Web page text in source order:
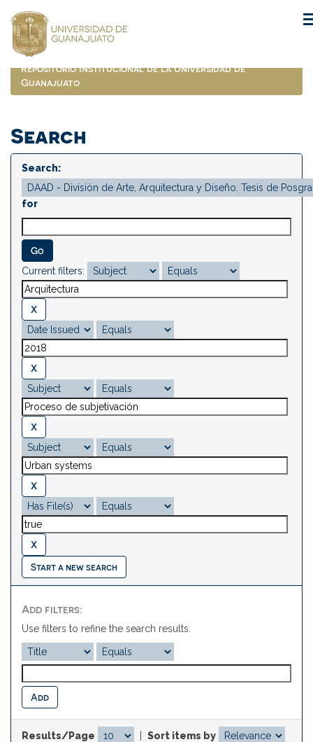
navigation
Repositorio Institucional de la Universidad de
Guanajuato
Search
Search:
for
Current filters:
Start a new search
Add filters:
Use filters to refine the search results.
Results/Page
Sort items by